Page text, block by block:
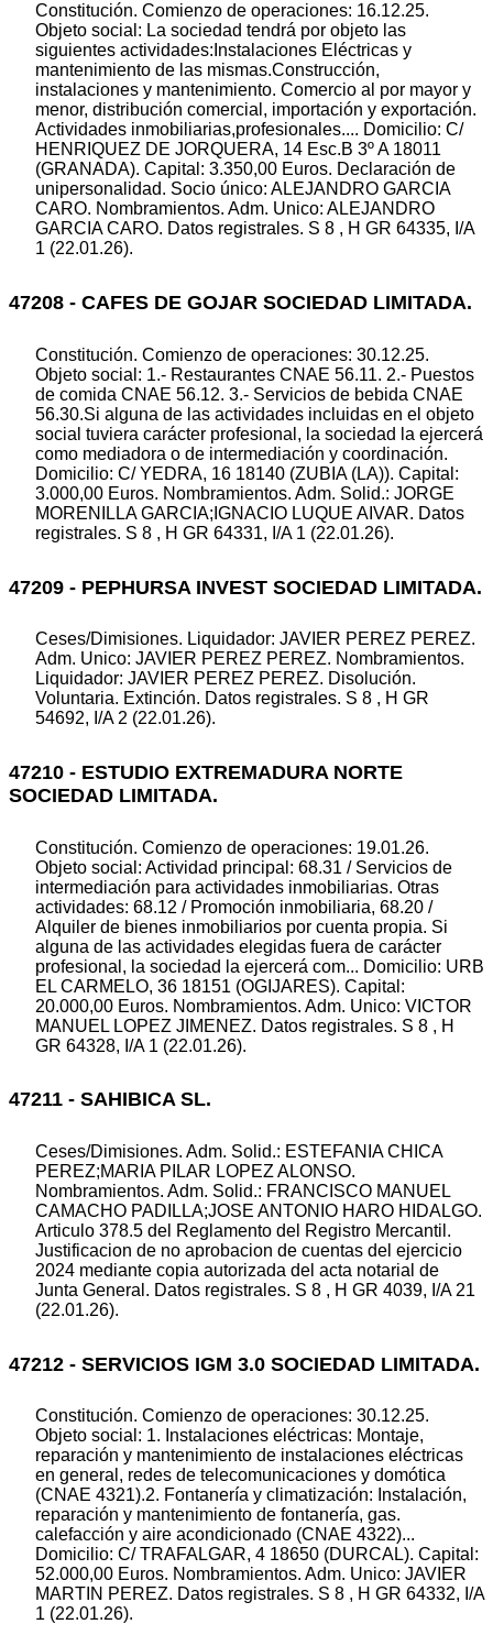
Constitución. Comienzo de operaciones: 16.12.25.
Objeto social: La sociedad tendrá por objeto las
siguientes actividades:Instalaciones Eléctricas y
mantenimiento de las mismas.Construcción,
instalaciones y mantenimiento. Comercio al por mayor y
menor, distribución comercial, importación y exportación.
Actividades inmobiliarias,profesionales.... Domicilio: C/
HENRIQUEZ DE JORQUERA, 14 Esc.B 3º A 18011
(GRANADA). Capital: 3.350,00 Euros. Declaración de
unipersonalidad. Socio único: ALEJANDRO GARCIA
CARO. Nombramientos. Adm. Unico: ALEJANDRO
GARCIA CARO. Datos registrales. S 8 , H GR 64335, I/A
1 (22.01.26).
47208 - CAFES DE GOJAR SOCIEDAD LIMITADA.
Constitución. Comienzo de operaciones: 30.12.25.
Objeto social: 1.- Restaurantes CNAE 56.11. 2.- Puestos
de comida CNAE 56.12. 3.- Servicios de bebida CNAE
56.30.Si alguna de las actividades incluidas en el objeto
social tuviera carácter profesional, la sociedad la ejercerá
como mediadora o de intermediación y coordinación.
Domicilio: C/ YEDRA, 16 18140 (ZUBIA (LA)). Capital:
3.000,00 Euros. Nombramientos. Adm. Solid.: JORGE
MORENILLA GARCIA;IGNACIO LUQUE AIVAR. Datos
registrales. S 8 , H GR 64331, I/A 1 (22.01.26).
47209 - PEPHURSA INVEST SOCIEDAD LIMITADA.
Ceses/Dimisiones. Liquidador: JAVIER PEREZ PEREZ.
Adm. Unico: JAVIER PEREZ PEREZ. Nombramientos.
Liquidador: JAVIER PEREZ PEREZ. Disolución.
Voluntaria. Extinción. Datos registrales. S 8 , H GR
54692, I/A 2 (22.01.26).
47210 - ESTUDIO EXTREMADURA NORTE
SOCIEDAD LIMITADA.
Constitución. Comienzo de operaciones: 19.01.26.
Objeto social: Actividad principal: 68.31 / Servicios de
intermediación para actividades inmobiliarias. Otras
actividades: 68.12 / Promoción inmobiliaria, 68.20 /
Alquiler de bienes inmobiliarios por cuenta propia. Si
alguna de las actividades elegidas fuera de carácter
profesional, la sociedad la ejercerá com... Domicilio: URB
EL CARMELO, 36 18151 (OGIJARES). Capital:
20.000,00 Euros. Nombramientos. Adm. Unico: VICTOR
MANUEL LOPEZ JIMENEZ. Datos registrales. S 8 , H
GR 64328, I/A 1 (22.01.26).
47211 - SAHIBICA SL.
Ceses/Dimisiones. Adm. Solid.: ESTEFANIA CHICA
PEREZ;MARIA PILAR LOPEZ ALONSO.
Nombramientos. Adm. Solid.: FRANCISCO MANUEL
CAMACHO PADILLA;JOSE ANTONIO HARO HIDALGO.
Articulo 378.5 del Reglamento del Registro Mercantil.
Justificacion de no aprobacion de cuentas del ejercicio
2024 mediante copia autorizada del acta notarial de
Junta General. Datos registrales. S 8 , H GR 4039, I/A 21
(22.01.26).
47212 - SERVICIOS IGM 3.0 SOCIEDAD LIMITADA.
Constitución. Comienzo de operaciones: 30.12.25.
Objeto social: 1. Instalaciones eléctricas: Montaje,
reparación y mantenimiento de instalaciones eléctricas
en general, redes de telecomunicaciones y domótica
(CNAE 4321).2. Fontanería y climatización: Instalación,
reparación y mantenimiento de fontanería, gas.
calefacción y aire acondicionado (CNAE 4322)...
Domicilio: C/ TRAFALGAR, 4 18650 (DURCAL). Capital:
52.000,00 Euros. Nombramientos. Adm. Unico: JAVIER
MARTIN PEREZ. Datos registrales. S 8 , H GR 64332, I/A
1 (22.01.26).